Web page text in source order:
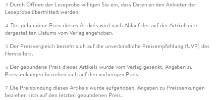
3 Durch Öffnen der Leseprobe willigen Sie ein, dass Daten an den Anbieter der
Leseprobe übermittelt werden.
4 Der gebundene Preis dieses Artikels wird nach Ablauf des auf der Artikelseite
dargestellten Datums vom Verlag angehoben.
5 Der Preisvergleich bezieht sich auf die unverbindliche Preisempfehlung (UVP) des
Herstellers.
6 Der gebundene Preis dieses Artikels wurde vom Verlag gesenkt. Angaben zu
Preissenkungen beziehen sich auf den vorherigen Preis.
7 Die Preisbindung dieses Artikels wurde aufgehoben. Angaben zu Preissenkungen
beziehen sich auf den letzten gebundenen Preis.